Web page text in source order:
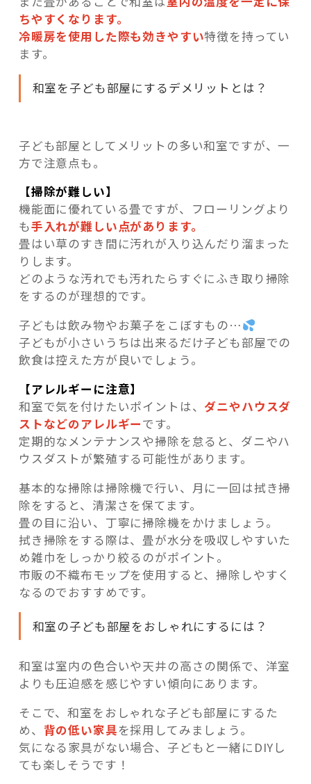
ちやすくなります。
冷暖房を使用した際も効きやすい特徴を持ってい
ます。
和室を子ども部屋にするデメリットとは？
子ども部屋としてメリットの多い和室ですが、一
方で注意点も。
【掃除が難しい】
機能面に優れている畳ですが、フローリングより
も手入れが難しい点があります。
畳はい草のすき間に汚れが入り込んだり溜まった
りします。
どのような汚れでも汚れたらすぐにふき取り掃除
をするのが理想的です。
子どもは飲み物やお菓子をこぼすもの…
子どもが小さいうちは出来るだけ子ども部屋での
飲食は控えた方が良いでしょう。
【アレルギーに注意】
和室で気を付けたいポイントは、 ダニやハウスダ
ストなどのアレルギーです。
定期的なメンテナンスや掃除を怠ると、ダニやハ
ウスダストが繁殖する可能性があります。
基本的な掃除は掃除機で行い、月に一回は拭き掃
除をすると、清潔さを保てます。
畳の目に沿い、丁寧に掃除機をかけましょう。
拭き掃除をする際は、畳が水分を吸収しやすいた
め雑巾をしっかり絞るのがポイント。
市販の不織布モップを使用すると、掃除しやすく
なるのでおすすめです。
和室の子ども部屋をおしゃれにするには？
和室は室内の色合いや天井の高さの関係で、洋室
よりも圧迫感を感じやすい傾向にあります。
そこで、和室をおしゃれな子ども部屋にするた
め、 背の低い家具を採用してみましょう。
気になる家具がない場合、子どもと一緒にDIYし
ても楽しそうです！